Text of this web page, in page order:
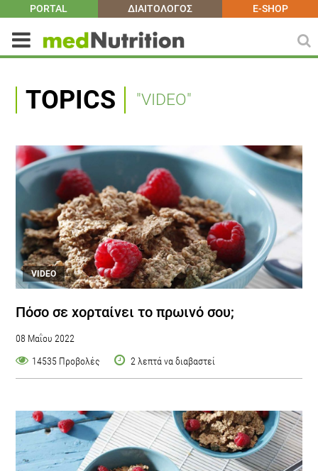
PORTAL ΔΙΑΙΤΟΛΟΓΟΣ E-SHOP
TOPICS "VIDEO"
VIDEO
Πόσο σε χορταίνει το πρωινό σου;
08 Μαΐου 2022
14535 Προβολές
2 λεπτά να διαβαστεί